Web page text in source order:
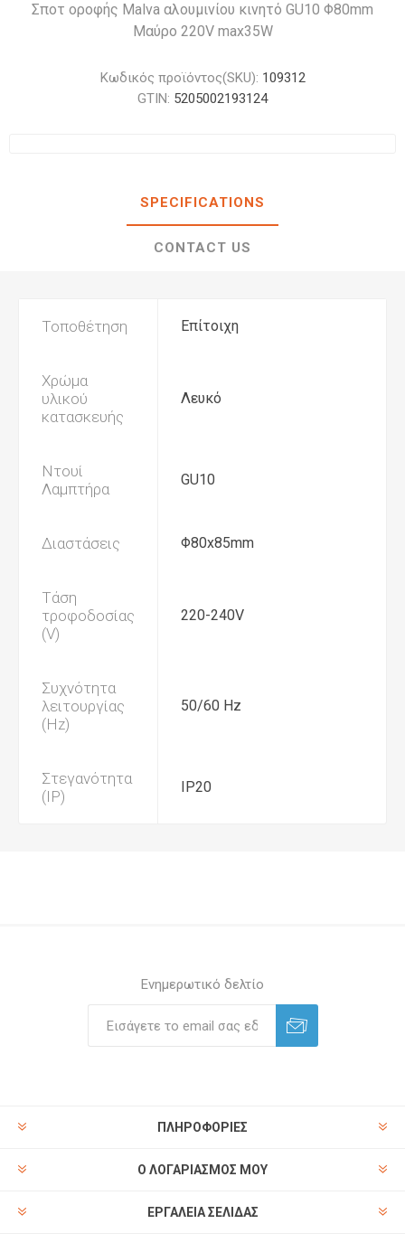
Σποτ οροφής Malva αλουμινίου κινητό GU10 Φ80mm
Μαύρο 220V max35W
Κωδικός προϊόντος(SKU): 109312
GTIN: 5205002193124
SPECIFICATIONS
CONTACT US
Τοποθέτηση Επίτοιχη
Χρώμα
υλικού
κατασκευής
Λευκό
Ντουί
Λαμπτήρα
GU10
Διαστάσεις Φ80x85mm
Τάση
τροφοδοσίας
(V)
220-240V
Συχνότητα
λειτουργίας
(Hz)
50/60 Hz
Στεγανότητα
(IP)
IP20
Ενημερωτικό δελτίο
ΠΛΗΡΟΦΟΡΊΕΣ
Ο ΛΟΓΑΡΙΑΣΜΌΣ ΜΟΥ
ΕΡΓΑΛΕΊΑ ΣΕΛΊΔΑΣ